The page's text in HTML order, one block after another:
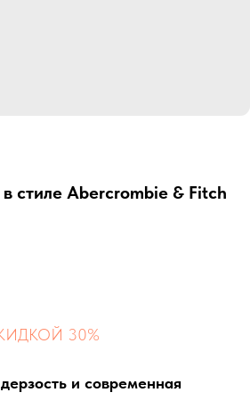
стиле Abercrombie & Fitch
30%
и современная